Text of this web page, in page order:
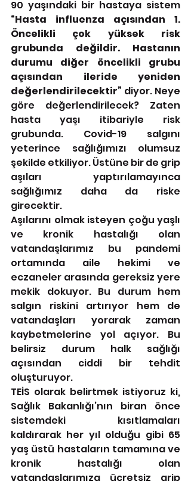
“Hasta influenza açısından 1.
Öncelikli çok yüksek risk
grubunda değildir. Hastanın
durumu diğer öncelikli grubu
açısından ileride yeniden
değerlendirilecektir” diyor. Neye
göre değerlendirilecek? Zaten
hasta yaşı itibariyle risk
grubunda. Covid-19 salgını
yeterince sağlığımızı olumsuz
şekilde etkiliyor. Üstüne bir de grip
aşıları yaptırılamayınca
sağlığımız daha da riske
girecektir.
Aşılarını olmak isteyen çoğu yaşlı
ve kronik hastalığı olan
vatandaşlarımız bu pandemi
ortamında aile hekimi ve
eczaneler arasında gereksiz yere
mekik dokuyor. Bu durum hem
salgın riskini artırıyor hem de
vatandaşları yorarak zaman
kaybetmelerine yol açıyor. Bu
belirsiz durum halk sağlığı
açısından ciddi bir tehdit
oluşturuyor.
TEİS olarak belirtmek istiyoruz ki,
Sağlık Bakanlığı’nın biran önce
sistemdeki  kısıtlamaları
kaldırarak her yıl olduğu gibi 65
yaş üstü hastaların tamamına ve
kronik hastalığı olan
vatandaşlarımıza ücretsiz grip